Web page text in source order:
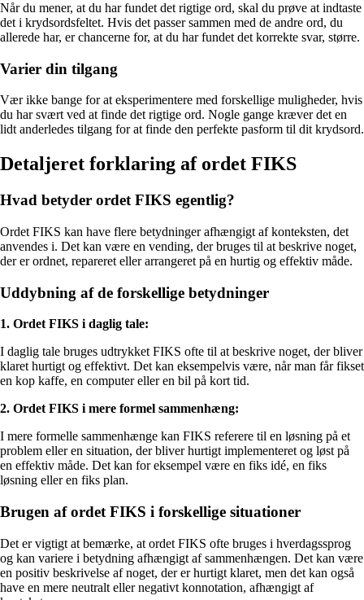
Når du mener, at du har fundet det rigtige ord, skal du prøve at indtaste
det i krydsordsfeltet. Hvis det passer sammen med de andre ord, du
allerede har, er chancerne for, at du har fundet det korrekte svar, større.
Varier din tilgang
Vær ikke bange for at eksperimentere med forskellige muligheder, hvis
du har svært ved at finde det rigtige ord. Nogle gange kræver det en
lidt anderledes tilgang for at finde den perfekte pasform til dit krydsord.
Detaljeret forklaring af ordet FIKS
Hvad betyder ordet FIKS egentlig?
Ordet FIKS kan have flere betydninger afhængigt af konteksten, det
anvendes i. Det kan være en vending, der bruges til at beskrive noget,
der er ordnet, repareret eller arrangeret på en hurtig og effektiv måde.
Uddybning af de forskellige betydninger
1. Ordet FIKS i daglig tale:
I daglig tale bruges udtrykket FIKS ofte til at beskrive noget, der bliver
klaret hurtigt og effektivt. Det kan eksempelvis være, når man får fikset
en kop kaffe, en computer eller en bil på kort tid.
2. Ordet FIKS i mere formel sammenhæng:
I mere formelle sammenhænge kan FIKS referere til en løsning på et
problem eller en situation, der bliver hurtigt implementeret og løst på
en effektiv måde. Det kan for eksempel være en fiks idé, en fiks
løsning eller en fiks plan.
Brugen af ordet FIKS i forskellige situationer
Det er vigtigt at bemærke, at ordet FIKS ofte bruges i hverdagssprog
og kan variere i betydning afhængigt af sammenhængen. Det kan være
en positiv beskrivelse af noget, der er hurtigt klaret, men det kan også
have en mere neutralt eller negativt konnotation, afhængigt af